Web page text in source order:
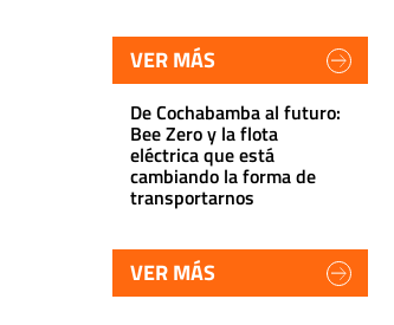
VER MÁS
De Cochabamba al futuro:
Bee Zero y la flota
eléctrica que está
cambiando la forma de
transportarnos
VER MÁS